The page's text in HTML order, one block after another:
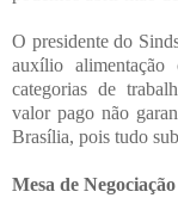
O presidente do
auxílio
categorias de
valor pago não
Brasília, pois tudo
Mesa de Negociação